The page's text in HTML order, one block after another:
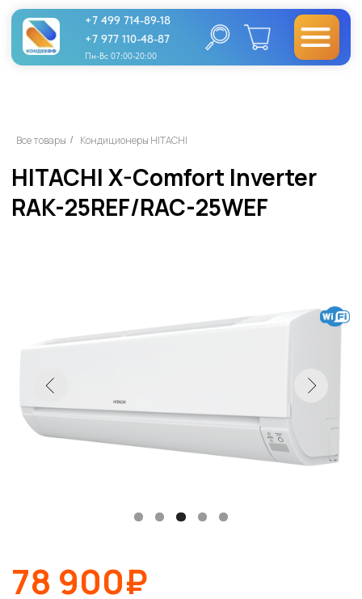
+7 499 714-89-18
+7 977 110-48-87
Пн-Вс 07:00-20:00
Все товары / Кондиционеры HITACHI
RAK-25REF/RAC-25WEF
Описание
78 900₽